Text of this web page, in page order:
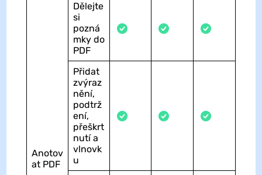
Anotov
at PDF
Dělejte
si
pozná
mky do
PDF
Přidat
zvýraz
nění,
podtrž
ení,
přeškrt
nutí a
vlnovk
u